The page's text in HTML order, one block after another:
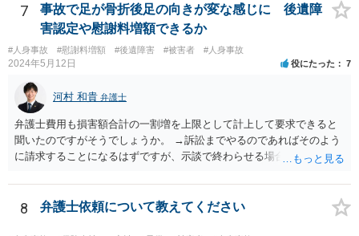
7
事故で足が骨折後足の向きが変な感じに 後遺障
害認定や慰謝料増額できるか
#人身事故 #慰謝料増額 #後遺障害 #被害者 #人身事故
2024年5月12日 役にたった 7
河村 和貴 弁護士
弁護士費用も損害額合計の一割増を上限として計上して要求できると
聞いたのですがそうでしょうか。 →訴訟までやるのであればそのよう
に請求することになるはずですが、示談で終わらせる場合には、そこ
ならほとんど充足できるか多くが返ってくるイメージなので頼むのも
いいかなと思うのですが。 →LAC基準でもそうかもしれませんし、交
通事故事案ではより定額の費用としている法律事務所も多いように思
8 弁護士依頼について教えてください